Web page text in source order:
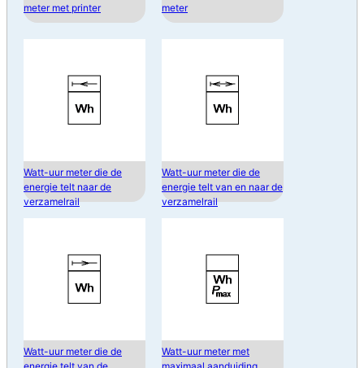
meter met printer
meter
Watt-uur meter die de
energie telt naar de
verzamelrail
Watt-uur meter die de
energie telt van en naar de
verzamelrail
Watt-uur meter die de
Watt-uur meter met